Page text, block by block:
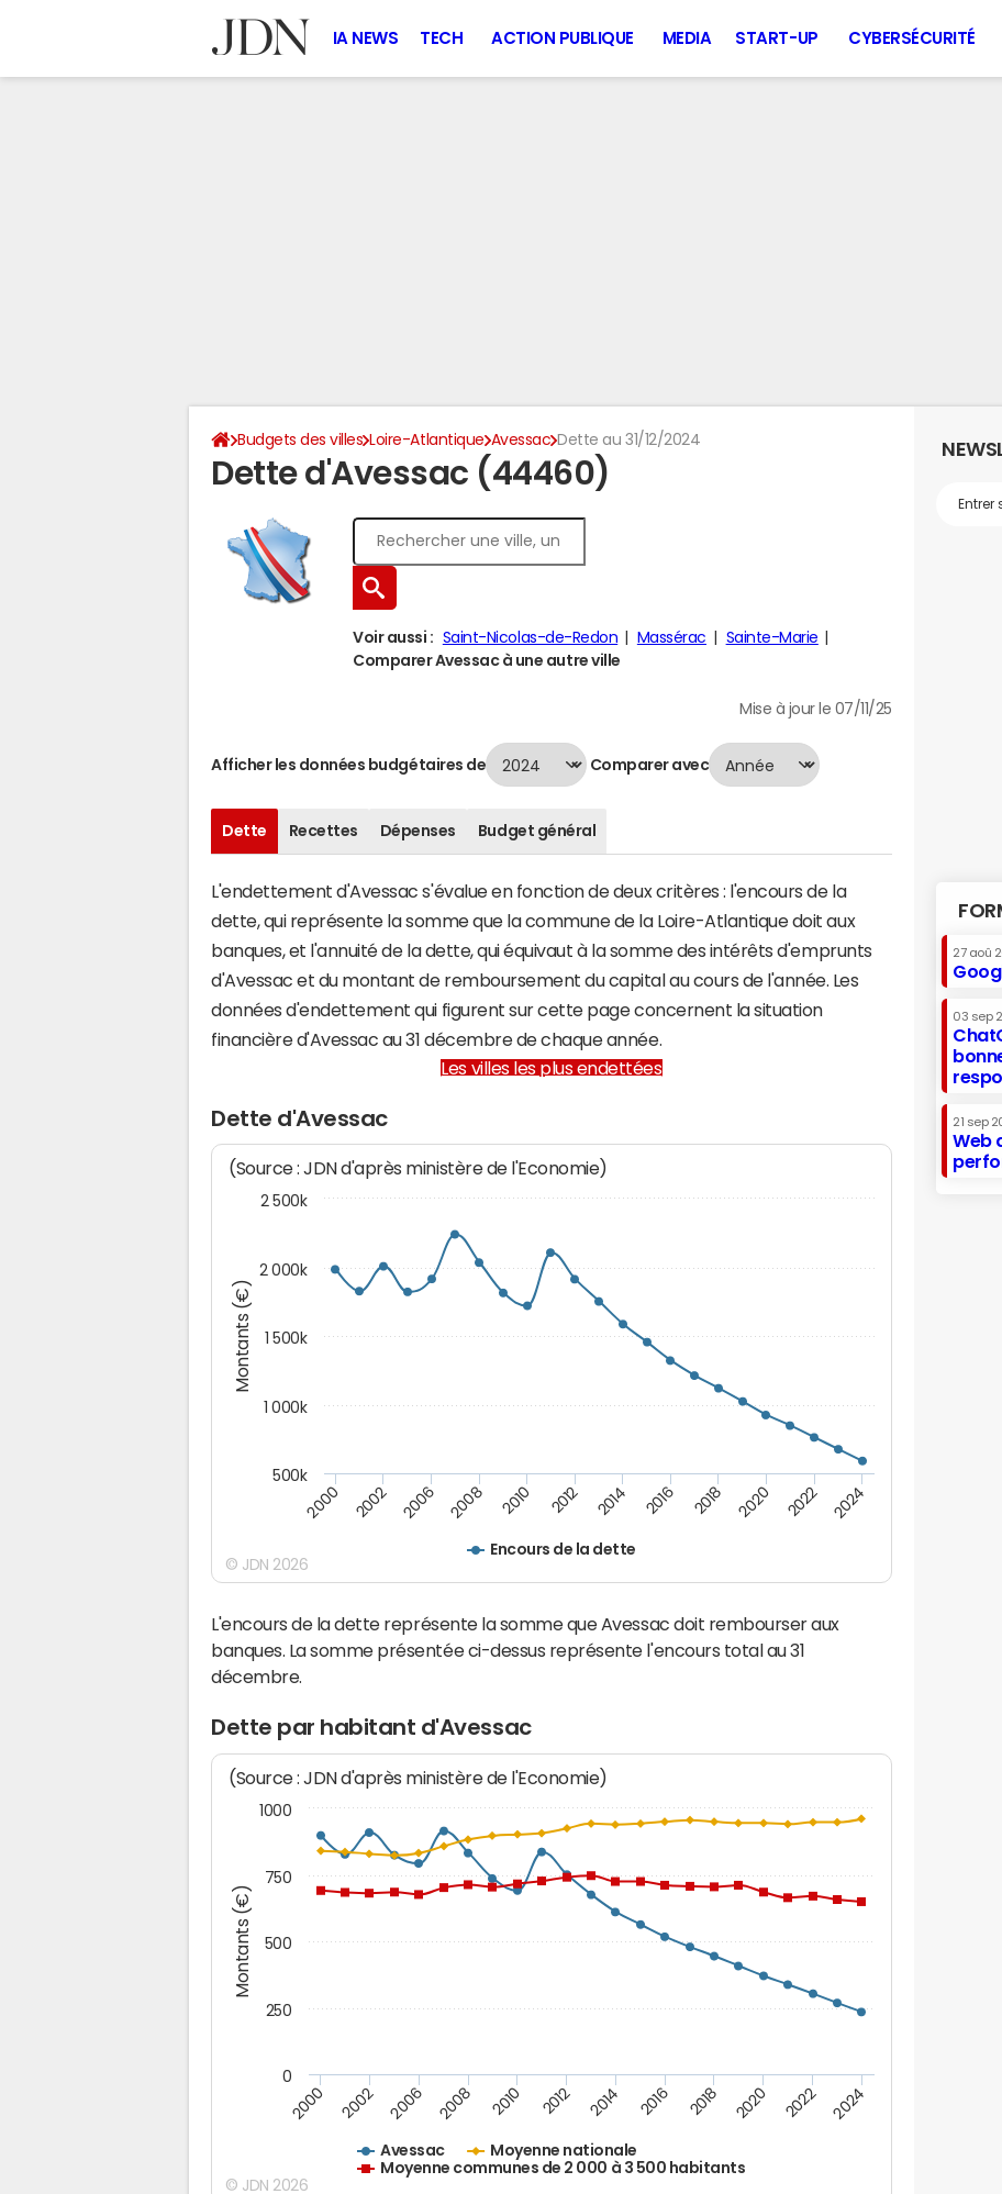
IA NEWS TECH ACTION PUBLIQUE MEDIA START-UP CYBERSÉCURITÉ
Budgets des villes Loire-Atlantique Avessac Dette au 31/12/2024
Dette d'Avessac (44460)
Voir aussi : Saint-Nicolas-de-Redon Massérac
Sainte-Marie
Comparer Avessac à une autre ville
Mise à jour le 07/11/25
Afficher les données budgétaires de Comparer avec
Dette Recettes Dépenses Budget général
L'endettement d'Avessac s'évalue en fonction de deux critères : l'encours de la
dette, qui représente la somme que la commune de la Loire-Atlantique doit aux
banques, et l'annuité de la dette, qui équivaut à la somme des intérêts d'emprunts
d'Avessac et du montant de remboursement du capital au cours de l'année. Les
données d'endettement qui figurent sur cette page concernent la situation
financière d'Avessac au 31 décembre de chaque année.
Les villes les plus endettées
Dette d'Avessac
Montants (€)
(Source : JDN d'après ministère de l'Economie)
Encours de la dette
2000 2002 2006 2008 2010 2012 2014 2016 2018 2020 2022 2024
500k
1 000k
1 500k
2 000k
2 500k
© JDN 2026
L'encours de la dette représente la somme que Avessac doit rembourser aux
banques. La somme présentée ci-dessus représente l'encours total au 31
décembre.
Dette par habitant d'Avessac
Montants (€)
(Source : JDN d'après ministère de l'Economie)
Avessac
Moyenne nationale
Moyenne communes de 2 000 à 3 500 habitants
2000 2002 2006 2008 2010 2012 2014 2016 2018 2020 2022 2024
0
1000
250
500
750
© JDN 2026
27 aoû
03 sep
21 sep
Web